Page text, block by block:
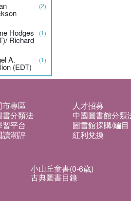
(2)
Hodges
Richard
(1)
A.
(EDT)
(1)
市專區 人才招募
書分類法 中國圖書館分類
習平台 圖書館採購/編目
讀潮評 紅利兌換
小山丘童書(0-6歲)
古典圖書目錄